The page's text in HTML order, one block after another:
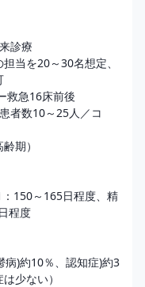
診療
当を20～30名想定、
救急16床前後
者数10～25人／コ
）
150～165日程度、精
程度
)約10％、認知症)約3
少ない）